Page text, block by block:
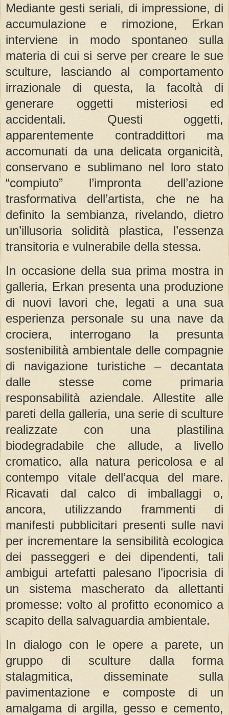
Mediante gesti seriali, di impressione, di
accumulazione e rimozione, Erkan
interviene in modo spontaneo sulla
materia di cui si serve per creare le sue
sculture, lasciando al comportamento
irrazionale di questa, la facoltà di
generare oggetti misteriosi ed
accidentali. Questi oggetti,
apparentemente contraddittori ma
accomunati da una delicata organicità,
conservano e sublimano nel loro stato
“compiuto” l’impronta dell’azione
trasformativa dell’artista, che ne ha
definito la sembianza, rivelando, dietro
un’illusoria solidità plastica, l’essenza
transitoria e vulnerabile della stessa.
In occasione della sua prima mostra in
galleria, Erkan presenta una produzione
di nuovi lavori che, legati a una sua
esperienza personale su una nave da
crociera, interrogano la presunta
sostenibilità ambientale delle compagnie
di navigazione turistiche – decantata
dalle stesse come primaria
responsabilità aziendale. Allestite alle
pareti della galleria, una serie di sculture
realizzate con una plastilina
biodegradabile che allude, a livello
cromatico, alla natura pericolosa e al
contempo vitale dell’acqua del mare.
Ricavati dal calco di imballaggi o,
ancora, utilizzando frammenti di
manifesti pubblicitari presenti sulle navi
per incrementare la sensibilità ecologica
dei passeggeri e dei dipendenti, tali
ambigui artefatti palesano l’ipocrisia di
un sistema mascherato da allettanti
promesse: volto al profitto economico a
scapito della salvaguardia ambientale.
In dialogo con le opere a parete, un
gruppo di sculture dalla forma
stalagmitica, disseminate sulla
pavimentazione e composte di un
amalgama di argilla, gesso e cemento,